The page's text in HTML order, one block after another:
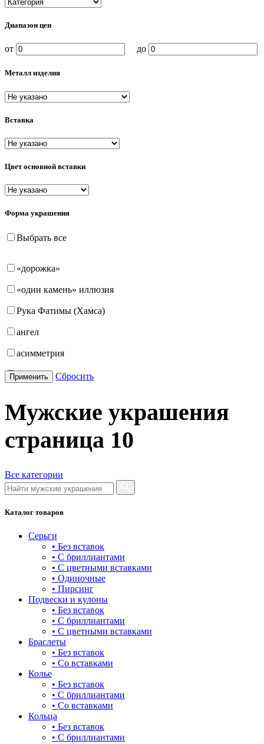
Диапазон цен
от до
Металл изделия
Вставка
Цвет основной вставки
Форма украшения
Выбрать все
«дорожка»
«один камень» иллюзия
Рука Фатимы (Хамса)
ангел
асимметрия
бабочка
башня
бесконечность
булавка
деревья
длинные
для мам
драконы и змеи
другие религии
животный мир
жучки и букашки
звезды
знаки зодиака
Применить Сбросить
Мужские украшения
страница 10
Все категории
Каталог товаров
Серьги
• Без вставок
• С бриллиантами
• С цветными вставками
• Одиночные
• Пирсинг
Подвески и кулоны
• Без вставок
• С бриллиантами
• С цветными вставками
Браслеты
• Без вставок
• Со вставками
Колье
• Без вставок
• С бриллиантами
• Со вставками
Кольца
• Без вставок
• С бриллиантами